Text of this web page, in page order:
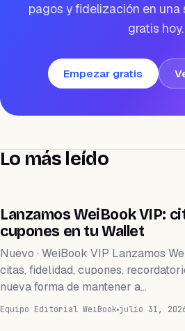
pagos y fidelización en una
gratis hoy.
Empezar gratis
Lo más leído
Lanzamos WeiBook VIP:
cupones en tu Wallet
Nuevo · WeiBook VIP Lanzamos
citas, fidelidad, cupones,
nueva forma de mantener a…
Equipo Editorial WeiBook julio 31,